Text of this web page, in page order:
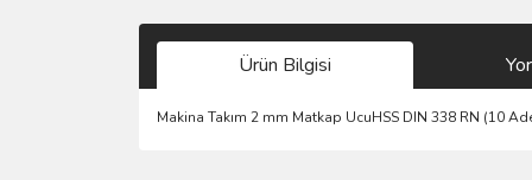
Ürün Bilgisi
Makina Takım 2 mm Matkap UcuHSS DIN 338 RN (10